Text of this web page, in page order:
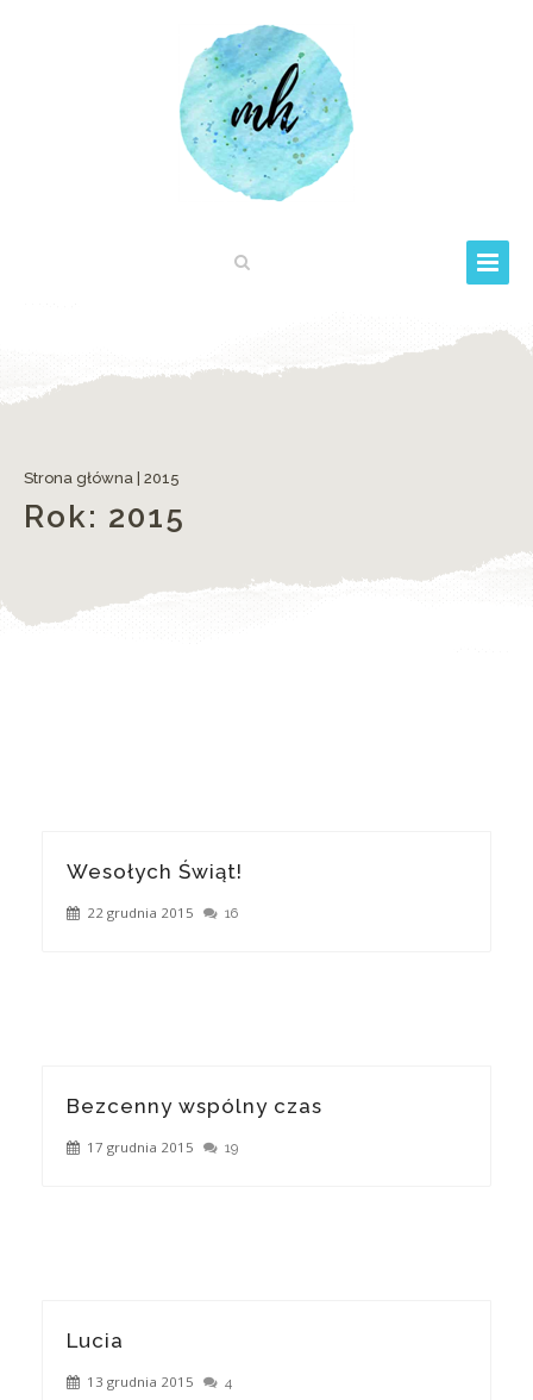
Strona główna 2015
Rok: 2015
Wesołych Świąt!
22 grudnia 2015 16
Bezcenny wspólny czas
17 grudnia 2015 19
Lucia
13 grudnia 2015 4